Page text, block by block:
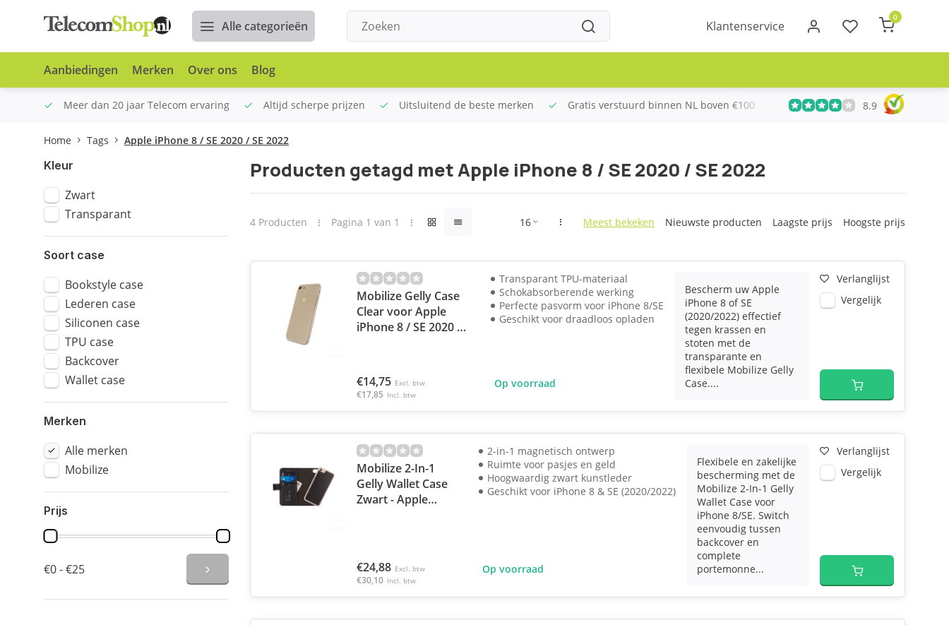
Alle categorieën Klantenservice
0
Aanbiedingen Merken Over ons Blog
Meer dan 20 jaar Telecom ervaring Altijd scherpe prijzen Uitsluitend de beste merken Gratis verstuurd binnen NL boven €100 Meer dan 20 jaar Telecom
8.9
Home Tags Apple iPhone 8 / SE 2020 / SE 2022
Kleur
Zwart
Transparant
Soort case
Bookstyle case
Lederen case
Siliconen case
TPU case
Backcover
Wallet case
Merken
Alle merken
Mobilize
Prijs
€0 - €25
Producten getagd met Apple iPhone 8 / SE 2020 / SE 2022
4 Producten Pagina 1 van 1 Meest bekeken Nieuwste producten Laagste prijs Hoogste prijs
Mobilize Gelly Case
Clear voor Apple
iPhone 8 / SE 2020 /
€14,75 Excl. btw
€17,85 Incl. btw
Transparant TPU-materiaal
Schokabsorberende werking
Perfecte pasvorm voor iPhone 8/SE
Geschikt voor draadloos opladen
Op voorraad
Bescherm uw Apple
iPhone 8 of SE
(2020/2022) effectief
tegen krassen en
stoten met de
transparante en
flexibele Mobilize Gelly
Case....
Verlanglijst
Vergelijk
Mobilize 2-In-1
Gelly Wallet Case
Zwart - Apple
€24,88 Excl. btw
€30,10 Incl. btw
2-in-1 magnetisch ontwerp
Ruimte voor pasjes en geld
Hoogwaardig zwart kunstleder
Geschikt voor iPhone 8 & SE (2020/2022)
Op voorraad
Flexibele en zakelijke
bescherming met de
Mobilize 2-In-1 Gelly
Wallet Case voor
iPhone 8/SE. Switch
eenvoudig tussen
backcover en
complete
portemonne...
Verlanglijst
Vergelijk